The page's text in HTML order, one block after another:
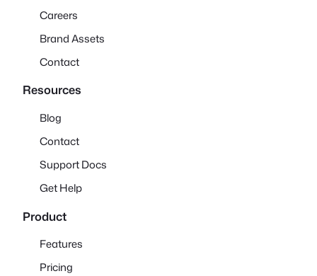
Careers
Brand Assets
Contact
Resources
Blog
Contact
Support Docs
Get Help
Product
Features
Pricing